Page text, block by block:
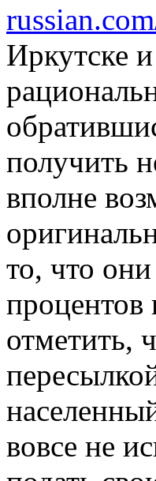
Иркутске
получить
вполне
то, что
отметить,
вовсе не